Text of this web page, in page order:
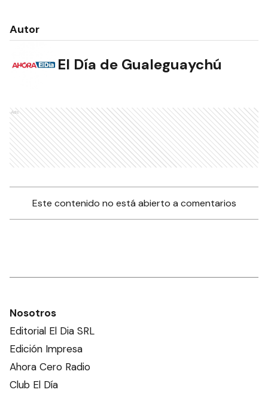
Autor
El Día de Gualeguaychú
NOTAS RELACIONADAS
María Luz Tesuri ganó la
Prueba “San Silvestre”
Marcelo Gallardo fue elegido
DEPORTES
festejo en el Clásico Clausura